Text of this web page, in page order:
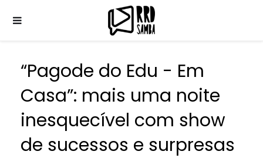
“Pagode do Edu - Em
Casa”: mais uma noite
inesquecível com show
de sucessos e surpresas